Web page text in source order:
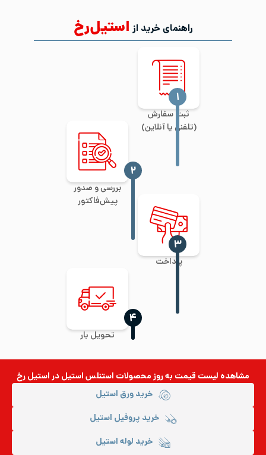
راهنمای خرید از استیل‌رخ
ثبت سفارش
(تلفنی یا آنلاین)
‍۱
بررسی و صدور
پیش‌فاکتور
‍۲
پرداخت
‍۳
تحویل بار
‍۴
مشاهده لیست قیمت به روزمحصولات استنلس استیلدر استیل رخ
خرید ورق استیل
خرید پروفیل استیل
خرید لوله استیل